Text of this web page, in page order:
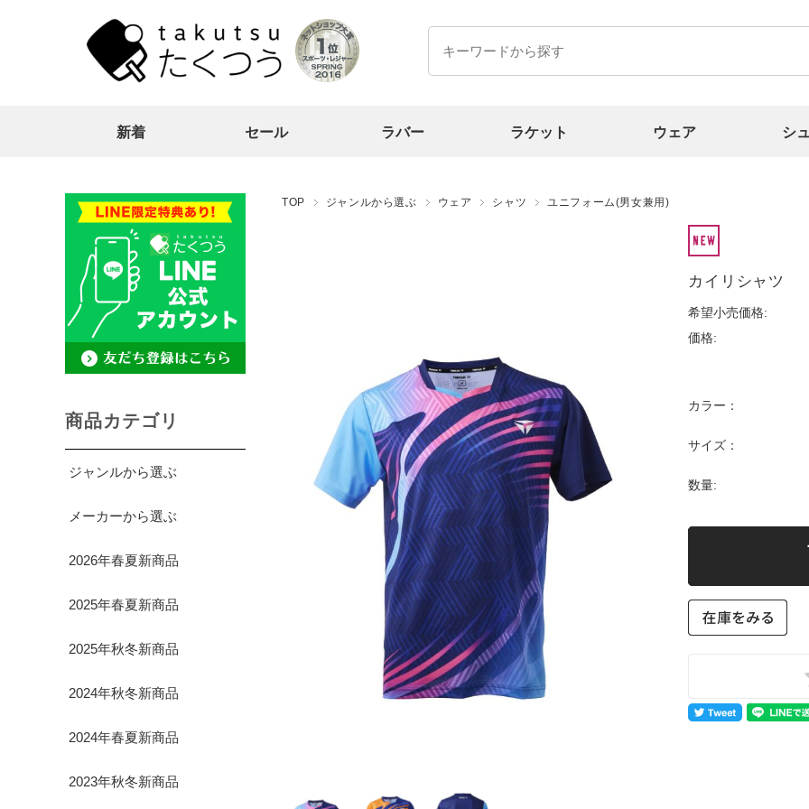
新着 セール ラバー ラケット ウェア シ
TOP ジャンルから選ぶ ウェア シャツ ユニフォーム(男女兼用)
カイリシャツ
希望小売価格:
価格:
カラー：
サイズ：
数量:
商品カテゴリ
ジャンルから選ぶ
メーカーから選ぶ
2026年春夏新商品
2025年春夏新商品
2025年秋冬新商品
2024年秋冬新商品
2024年春夏新商品
2023年秋冬新商品